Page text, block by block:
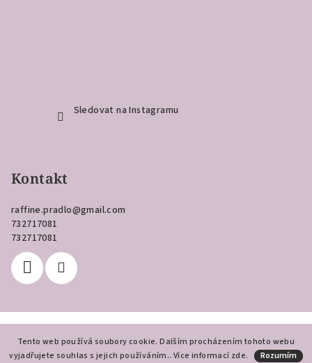
Tento web používá soubory cookie. Dalším procházením tohoto webu
vyjadřujete souhlas s jejich používáním.. Více informací zde. Rozumím
Sledovat na Instagramu
Kontakt
raffine.pradlo@gmail.com
732717081
732717081
Vytvořil Shoptet